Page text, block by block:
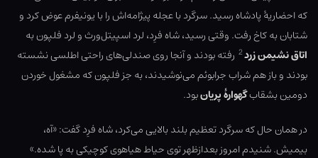
که احضاریۀ پادشاه رسید. سرگرد با عجله پیژامه‌اش را با یونیفرم عوض کرد و
شتابان به کاخ رفت. وقتی رسید، شاه فرِد، لرد اسپیتل‌ورث و لرد فلپون به
اتاق نشیمن زرد2 رفته بودند و آنجا روی صندلی‌های راحتی اطلسی نشسته
بودند و باز هم شراب جرابوئم می‌نوشیدند، به جز فلپون که مشغول خوردن
دومین بشقابگهوارۀ پریانبود.
در همان حال که سرگرد تعظیم بلند بالایی می‌کرد، شاه فرِد گفت: «آه،
بیمیش. شنیدم امروز بعدازظهر توی حیاط هیاهوی کوچیکی به پا شده.»